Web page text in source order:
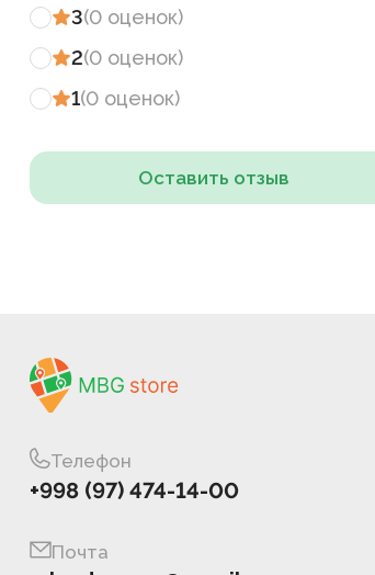
3(0 оценок)
2(0 оценок)
1(0 оценок)
Оставить отзыв
Телефон
+998 (97) 474-14-00
Почта